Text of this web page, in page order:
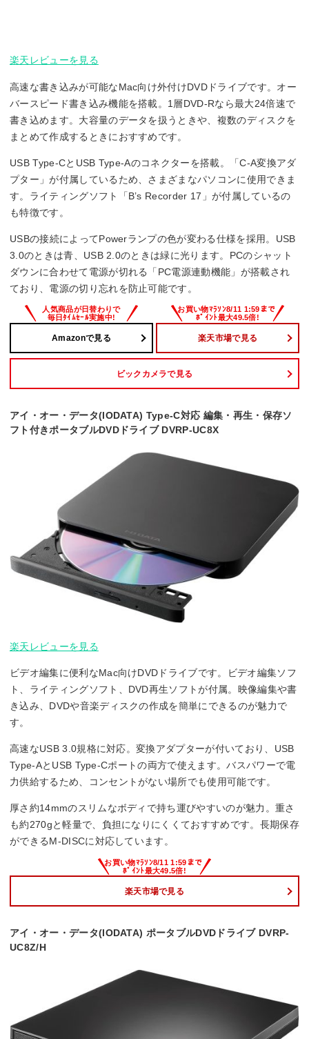
楽天レビューを見る
高速な書き込みが可能なMac向け外付けDVDドライブです。オー
バースピード書き込み機能を搭載。1層DVD-Rなら最大24倍速で
書き込めます。大容量のデータを扱うときや、複数のディスクを
まとめて作成するときにおすすめです。
USB Type-CとUSB Type-Aのコネクターを搭載。「C-A変換アダ
プター」が付属しているため、さまざまなパソコンに使用できま
す。ライティングソフト「B’s Recorder 17」が付属しているの
も特徴です。
USBの接続によってPowerランプの色が変わる仕様を採用。USB
3.0のときは青、USB 2.0のときは緑に光ります。PCのシャット
ダウンに合わせて電源が切れる「PC電源連動機能」が搭載され
ており、電源の切り忘れを防止可能です。
Amazonで見る 楽天市場で見る
ビックカメラで見る
アイ・オー・データ(IODATA) Type-C対応 編集・再生・保存ソ
フト付きポータブルDVDドライブ DVRP-UC8X
楽天レビューを見る
ビデオ編集に便利なMac向けDVDドライブです。ビデオ編集ソフ
ト、ライティングソフト、DVD再生ソフトが付属。映像編集や書
き込み、DVDや音楽ディスクの作成を簡単にできるのが魅力で
す。
高速なUSB 3.0規格に対応。変換アダプターが付いており、USB
Type-AとUSB Type-Cポートの両方で使えます。バスパワーで電
力供給するため、コンセントがない場所でも使用可能です。
厚さ約14mmのスリムなボディで持ち運びやすいのが魅力。重さ
も約270gと軽量で、負担になりにくくておすすめです。長期保存
ができるM-DISCに対応しています。
楽天市場で見る
アイ・オー・データ(IODATA) ポータブルDVDドライブ DVRP-
UC8Z/H